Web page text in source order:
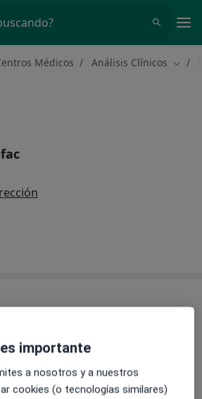
Médicos Análisis Clínicos
Ampliar
importante
a nosotros y a nuestros
cookies (o tecnologías similares)